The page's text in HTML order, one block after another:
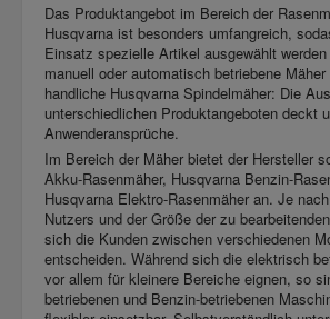
Das Produktangebot im Bereich der
Husqvarna ist besonders umfangreich,
Einsatz spezielle Artikel ausgewählt
manuell oder automatisch betriebene Mäher
handliche Husqvarna Spindelmäher: Die
unterschiedlichen Produktangeboten deckt
Anwenderansprüche.
Im Bereich der Mäher bietet der Hersteller
Akku-Rasenmäher, Husqvarna Benzin-
Husqvarna Elektro-Rasenmäher an. Je
Nutzers und der Größe der zu
sich die Kunden zwischen verschiedenen
entscheiden. Während sich die elektrisch
vor allem für kleinere Bereiche eignen, so
betriebenen und Benzin-betriebenen